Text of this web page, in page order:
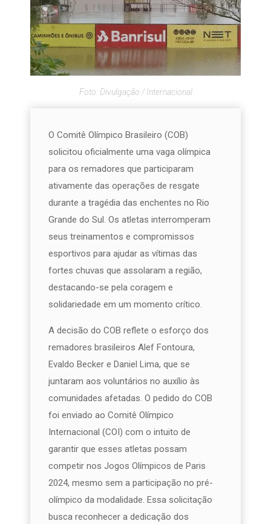
Foto: Divulgação / Internacional
O Comitê Olímpico Brasileiro (COB)
solicitou oficialmente uma vaga olímpica
para os remadores que participaram
ativamente das operações de resgate
durante a tragédia das enchentes no Rio
Grande do Sul. Os atletas interromperam
seus treinamentos e compromissos
esportivos para ajudar as vítimas das
fortes chuvas que assolaram a região,
destacando-se pela coragem e
solidariedade em um momento crítico.
A decisão do COB reflete o esforço dos
remadores brasileiros Alef Fontoura,
Evaldo Becker e Daniel Lima, que se
juntaram aos voluntários no auxílio às
comunidades afetadas. O pedido do COB
foi enviado ao Comitê Olímpico
Internacional (COI) com o intuito de
garantir que esses atletas possam
competir nos Jogos Olímpicos de Paris
2024, mesmo sem a participação no pré-
olímpico da modalidade. Essa solicitação
busca reconhecer a dedicação dos